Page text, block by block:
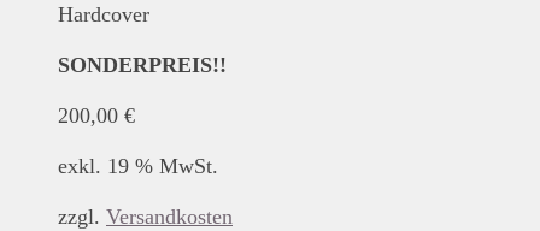
Hardcover
SONDERPREIS!!
200,00 €
exkl. 19 % MwSt.
zzgl. Versandkosten